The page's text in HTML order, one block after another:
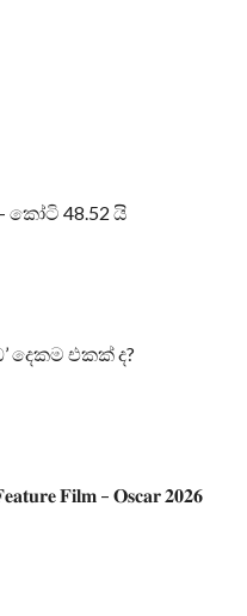
කෝටි 48.52 යි
දෙකම එකක් ද?
𝐅𝐢𝐥𝐦 – 𝐎𝐬𝐜𝐚𝐫 𝟐𝟎𝟐𝟔